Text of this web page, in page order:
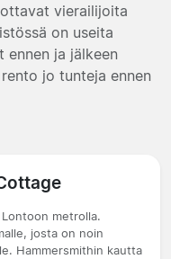
vierailijoita
on useita
ja jälkeen
jo tunteja ennen
metrolla.
josta on noin
Hammersmithin kautta